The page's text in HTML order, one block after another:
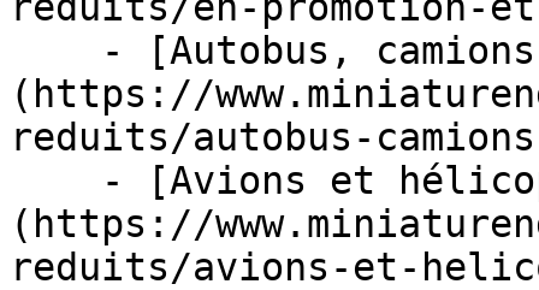
(https://
reduits/autobus-
(https://
reduits/avions-et-